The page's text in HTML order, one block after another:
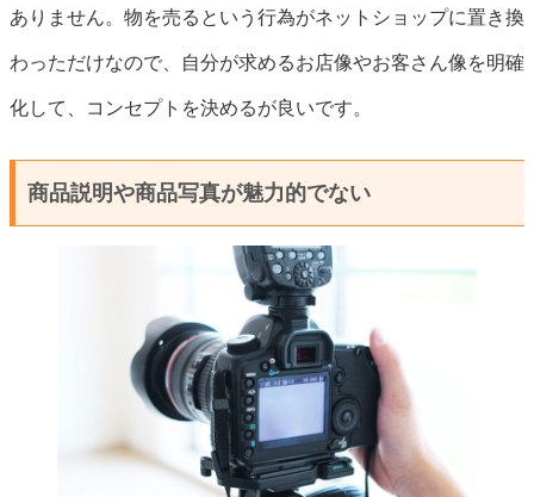
ありません。物を売るという行為がネットショップに置き換
わっただけなので、自分が求めるお店像やお客さん像を明確
化して、コンセプトを決めるが良いです。
商品説明や商品写真が魅力的でない